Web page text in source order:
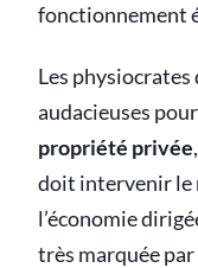
fonctionnement
Les physiocrates
audacieuses pour
propriété privée
doit intervenir le
l’économie
très marquée